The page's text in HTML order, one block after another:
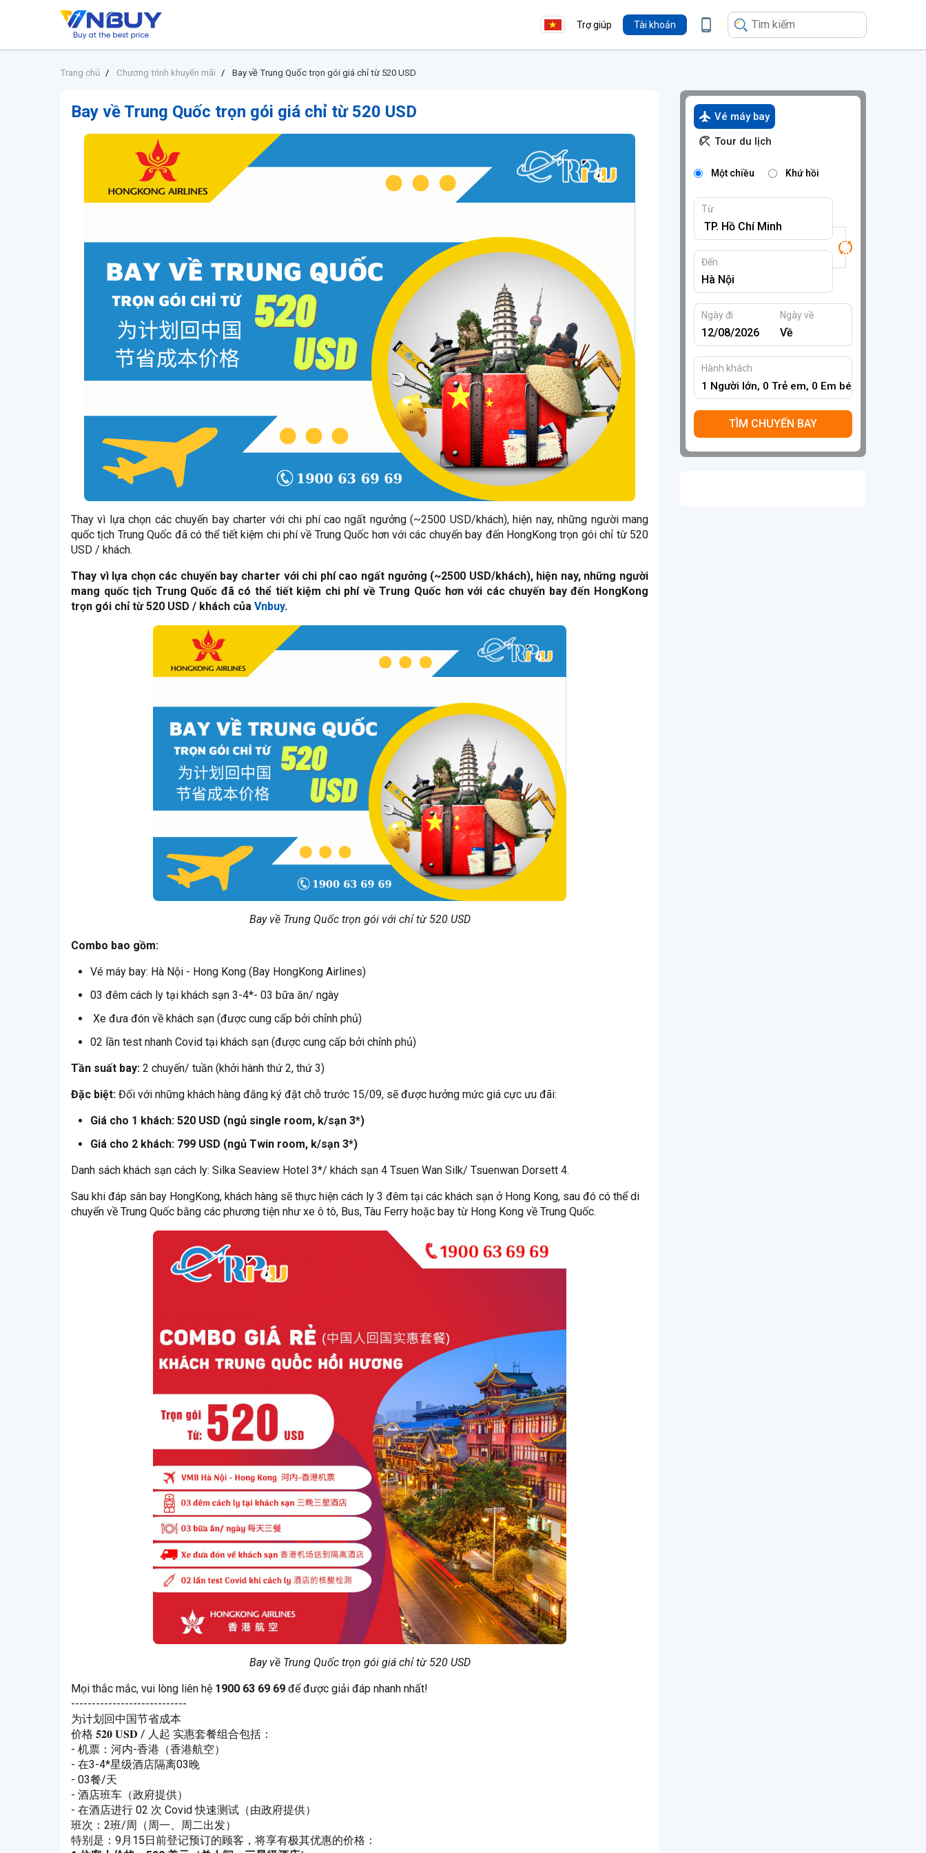
Trợ giúp Tài khoản
Trang chủ Chương trình khuyến mãi Bay về Trung Quốc trọn gói giá chỉ từ 520 USD
Bay về Trung Quốc trọn gói giá chỉ từ 520 USD
Thay vì lựa chọn các chuyến bay charter với chi phí cao ngất ngưởng (~2500 USD/khách), hiện nay, những người mang
quốc tịch Trung Quốc đã có thể tiết kiệm chi phí về Trung Quốc hơn với các chuyến bay đến HongKong trọn gói chỉ từ 520
USD / khách.
Thay vì lựa chọn các chuyến bay charter với chi phí cao ngất ngưởng (~2500 USD/khách), hiện nay, những người
mang quốc tịch Trung Quốc đã có thể tiết kiệm chi phí về Trung Quốc hơn với các chuyến bay đến HongKong
trọn gói chỉ từ 520 USD / khách của Vnbuy.
Bay về Trung Quốc trọn gói với chỉ từ 520 USD
Combo bao gồm:
Vé máy bay: Hà Nội - Hong Kong (Bay HongKong Airlines)
03 đêm cách ly tại khách sạn 3-4*- 03 bữa ăn/ ngày
Xe đưa đón về khách sạn (được cung cấp bởi chỉnh phủ)
02 lần test nhanh Covid tại khách sạn (được cung cấp bởi chỉnh phủ)
Tần suất bay: 2 chuyến/ tuần (khởi hành thứ 2, thứ 3)
Đặc biệt: Đối với những khách hàng đăng ký đặt chỗ trước 15/09, sẽ được hưởng mức giá cực ưu đãi:
Giá cho 1 khách: 520 USD (ngủ single room, k/sạn 3*)
Giá cho 2 khách: 799 USD (ngủ Twin room, k/sạn 3*)
Danh sách khách sạn cách ly: Silka Seaview Hotel 3*/ khách sạn 4 Tsuen Wan Silk/ Tsuenwan Dorsett 4.
Sau khi đáp sân bay HongKong, khách hàng sẽ thực hiện cách ly 3 đêm tại các khách sạn ở Hong Kong, sau đó có thể di
chuyển về Trung Quốc bằng các phương tiện như xe ô tô, Bus, Tàu Ferry hoặc bay từ Hong Kong về Trung Quốc.
Bay về Trung Quốc trọn gói giá chỉ từ 520 USD
Mọi thắc mắc, vui lòng liên hệ 1900 63 69 69 để được giải đáp nhanh nhất!
----------------------------
为计划回中国节省成本
价格 𝟓𝟐𝟎 𝐔𝐒𝐃 / 人起 实惠套餐组合包括：
- 机票：河内-香港（香港航空）
- 在3-4*星级酒店隔离03晚
- 03餐/天
- 酒店班车（政府提供）
- 在酒店进行 02 次 Covid 快速测试（由政府提供）
班次：2班/周（周一、周二出发）
特别是：9月15日前登记预订的顾客，将享有极其优惠的价格：
Vé máy bay
Tour du lịch
Một chiều Khứ hồi
Từ
Đến
Ngày đi Ngày về
Hành khách
1 Người lớn, 0 Trẻ em, 0 Em bé
TÌM CHUYẾN BAY